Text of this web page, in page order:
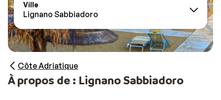
Ville
Lignano Sabbiadoro
Côte Adriatique
À propos de : Lignano Sabbiadoro